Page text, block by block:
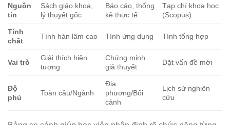
Nguồn
tin
Sách giáo khoa,
lý thuyết gốc
Báo cáo, thống
kê thực tế
Tạp chí khoa học
(Scopus)
Tính
chất
Tính hàn lâm cao Tính ứng dụng Tính tổng hợp
Vai trò
Giải thích hiện
tượng
Chứng minh
giả thuyết
Đặt vấn đề mới
Độ
phủ
Toàn cầu/Ngành
Địa
phương/Bối
cảnh
Lịch sử nghiên
cứu